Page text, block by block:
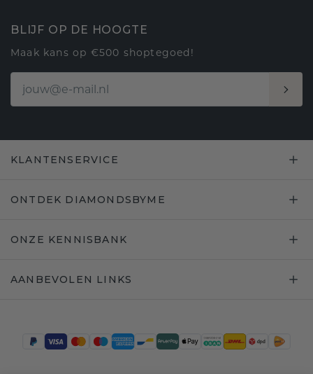
BLIJF OP DE HOOGTE
Maak kans op €500 shoptegoed!
KLANTENSERVICE
ONTDEK DIAMONDSBYME
ONZE KENNISBANK
AANBEVOLEN LINKS